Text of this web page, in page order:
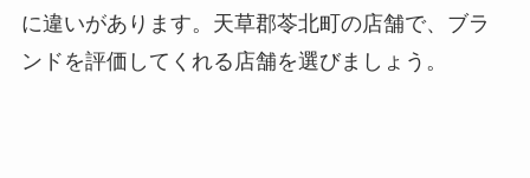
に違いがあります。天草郡苓北町の店舗で、ブラ
ンドを評価してくれる店舗を選びましょう。